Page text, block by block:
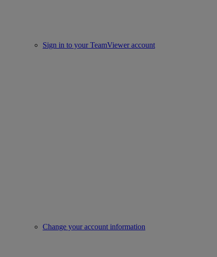
Sign in to your TeamViewer account
Change your account information